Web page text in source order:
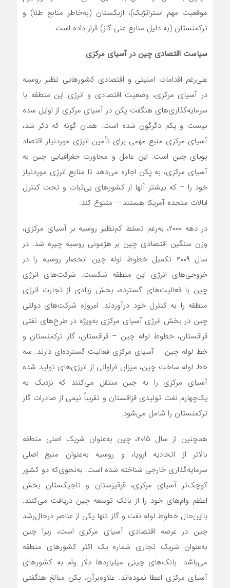
موقعیت مهم استراتژیک)، ازبکستان (به‌خاطر منابع طلا) و
ترکمنستان (به دلیل منابع غنی گاز) قرار داده است.
سیاست اقتصادی چین در آسیای مرکزی
علی‌رغم اقدامات امنیتی و اقتصادی کشورهایی نظیر روسیه
در آسیای مرکزی، وضعیت اقتصادی و انرژی این منطقه با
سرمایه‌گذاری‌های هنگفت پکن در آسیای مرکزی از اوایل سده
بیست و یکم دگرگون شده است. همان گونه که ذکر شد،
آسیای مرکزی منبع مهمی برای تأمین انرژی موردنیاز اقتصاد
پویای چین است. این عامل و مجاورت جغرافیایی چین به
آسیای مرکزی، به پکن اجازه می‌دهد تا منابع انرژی موردنیاز
خود را – که بیشتر آنها از کشورهای بی‌ثبات و تحت کنترل
ایالات متحده آمریکا هستند – متنوع کند.
در دهه ۲۰۰۰، به‌رغم تسلط کم‌نظیر روسیه بر آسیای مرکزی،
وزن سنگین اقتصادی چین بر هژمونی روسیه چیره شد. در
سال ۲۰۰۹ تکمیل خطوط لوله چین انحصار روسیه را در
خروجی‌های انرژی این منطقه شکست. شرکت‌های انرژی
چین با فعالیت‌های گسترده، بخش زیادی از تجارت انرژی
منطقه را به کنترل خود درآوردند. امروزه شرکت‌های دولتی
چین در بخش انرژی آسیای مرکزی به‌ویژه در طرح‌های نفتی
قزاقستان، خطوط لوله چین – قزاقستان، گاز ترکمنستان و
خط لوله چین – آسیای مرکزی فعالیت گسترده‌ای دارند. سه
خط لوله ساخت چین، میزان فراوانی از انرژی‌های تولید شده
آسیای مرکزی را به چین منتقل می‌کنند که نزدیک به
یک‌چهارم نفت تولیدی قزاقستان و تقریباً نیمی از صادرات گاز
ترکمنستان را شامل می‌شود.
همچنین از سال ۲۰۱۵، چین به‌عنوان شریک اصلی منطقه
بالاتر از اتحادیه اروپا، و روسیه به‌عنوان منبع اصلی
سرمایه‌گذاری خارجی شناخته شده است. به‌نحوی‌که دو کشور
کوچک‌تر آسیای مرکزی، قرقیزستان و تاجیکستان بخش
اعظم وام‌های خود را از بانک توسعه چین دریافت می‌کنند.
بااین‌حال خطوط لوله نفت و گاز تنها یکی از عناصر درحال‌رشد
چین در عرصه اقتصادی آسیای مرکزی است، زیرا چین
به‌عنوان شریک تجاری شماره یک اکثر کشورهای منطقه
می‌باشد. بانک‌های چینی میلیاردها دلار وام به کشورهای
آسیای مرکزی اعطا نموده‌اند. علاوه‌برآن، پکن مبالغ هنگفتی